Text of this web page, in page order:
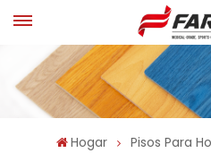
Hogar
Pisos Para